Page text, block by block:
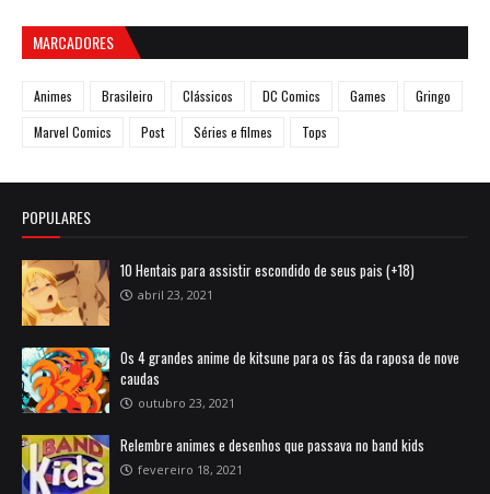
MARCADORES
Animes Brasileiro Clássicos DC Comics Games
Gringo
Marvel Comics
Post Séries e filmes Tops
POPULARES
10 Hentais para assistir escondido de seus pais (+18)
abril 23, 2021
Os 4 grandes anime de kitsune para os fãs da raposa de nove
caudas
outubro 23, 2021
Relembre animes e desenhos que passava no band kids
fevereiro 18, 2021